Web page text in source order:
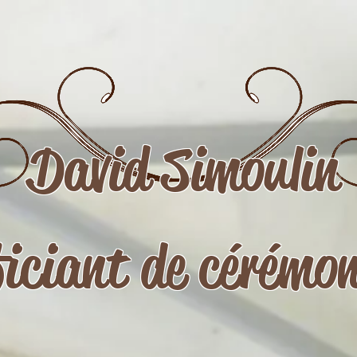
de
David Simoulin